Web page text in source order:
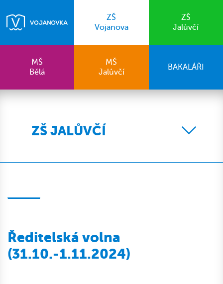
ZŠ
Vojanova
ZŠ
Jalůvčí
MŠ
Bělá
MŠ
Jalůvčí
BAKALÁŘI
ZŠ JALŮVČÍ
Ředitelská volna
(31.10.-1.11.2024)